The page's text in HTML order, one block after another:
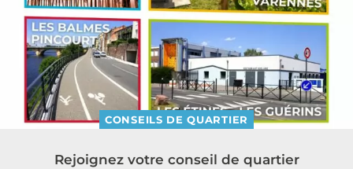
CONSEILS DE QUARTIER
Rejoignez votre conseil de quartier